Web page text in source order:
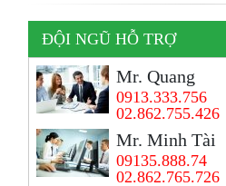
ĐỘI NGŨ HỖ TRỢ
Mr. Quang
0913.333.756
02.862.755.426
Mr. Minh Tài
09135.888.74
02.862.765.726